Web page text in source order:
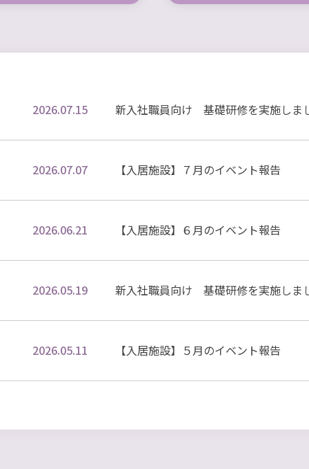
2026.07.15 新入社職員向け 基礎研修を実施しま
2026.07.07 【入居施設】７月のイベント報告
2026.06.21 【入居施設】６月のイベント報告
2026.05.19 新入社職員向け 基礎研修を実施しま
2026.05.11 【入居施設】５月のイベント報告